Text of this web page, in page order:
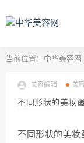
当前位置： 中华美容网
美容编辑 美
不同形状的美妆
不同形状的美